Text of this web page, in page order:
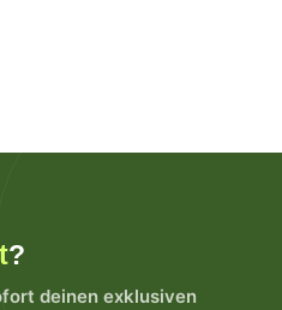
?
deinen exklusiven